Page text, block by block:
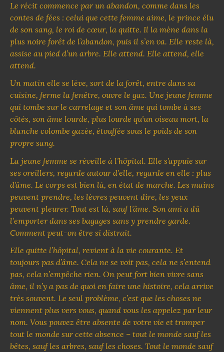
Le récit commence par un abandon, comme dans les
contes de fées : celui que cette femme aime, le prince élu
de son sang, le roi de cœur, la quitte. Il la mène dans la
plus noire forêt de l’abandon, puis il s’en va. Elle reste là,
assise au pied d’un arbre. Elle attend. Elle attend, elle
attend.
Un matin elle se lève, sort de la forêt, entre dans sa
cuisine, ferme la fenêtre, ouvre le gaz. Une jeune femme
qui tombe sur le carrelage et son âme qui tombe à ses
côtés, son âme lourde, plus lourde qu’un oiseau mort, la
blanche colombe gazée, étouffée sous le poids de son
propre sang.
La jeune femme se réveille à l’hôpital. Elle s’appuie sur
ses oreillers, regarde autour d’elle, regarde en elle : plus
d’âme. Le corps est bien là, en état de marche. Les mains
peuvent prendre, les lèvres peuvent dire, les yeux
peuvent pleurer. Tout est là, sauf l’âme. Son ami a dû
l’emporter dans ses bagages sans y prendre garde.
Comment peut-on être si distrait.
Elle quitte l’hôpital, revient à la vie courante. Et
toujours pas d’âme. Cela ne se voit pas, cela ne s’entend
pas, cela n’empêche rien. On peut fort bien vivre sans
âme, il n’y a pas de quoi en faire une histoire, cela arrive
très souvent. Le seul problème, c’est que les choses ne
viennent plus vers vous, quand vous les appelez par leur
nom. Vous pouvez être absente de votre vie et tromper
tout le monde sur cette absence – tout le monde sauf les
bêtes, sauf les arbres, sauf les choses. Tout le monde sauf